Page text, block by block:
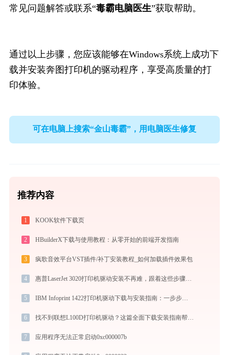
常见问题解答或联系“毒霸电脑医生”获取帮助。
通过以上步骤，您应该能够在Windows系统上成功下
载并安装奔图打印机的驱动程序，享受高质量的打
印体验。
可在电脑上搜索“金山毒霸”，用电脑医生修复
推荐内容
1 KOOK软件下载页
2 HBuilderX下载与使用教程：从零开始的前端开发指南
3 疯歌音效平台VST插件/补丁安装教程_如何加载插件效果包
4 惠普LaserJet 3020打印机驱动安装不再难，跟着这些步骤一学就会
5 IBM Infoprint 1422打印机驱动下载与安装指南：一步步教您操作
6 找不到联想L100D打印机驱动？这篇全面下载安装指南帮到你
7 应用程序无法正常启动0xc000007b